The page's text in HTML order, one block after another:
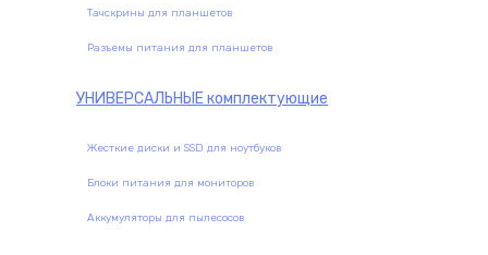
Тачскрины для планшетов
Разъемы питания для планшетов
УНИВЕРСАЛЬНЫЕкомплектующие
Жесткие диски и SSD для ноутбуков
Блоки питания для мониторов
Аккумуляторы для пылесосов